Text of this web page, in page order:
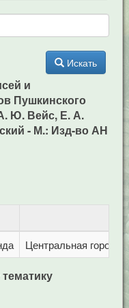
Искать
и
Пушкинского
Ю. Вейс, Е. А.
- М.: Изд-во АН
Центральная